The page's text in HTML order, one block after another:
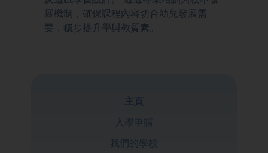
展機制，確保課程內容切合幼兒發展需
要，穩步提升學與教質素。
主頁
入學申請
我們的學校